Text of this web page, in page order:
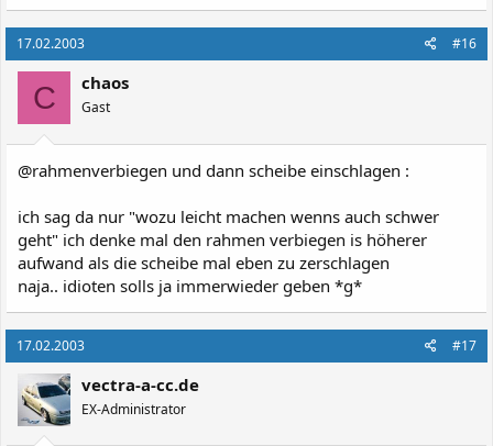
17.02.2003 #16
C chaos
Gast
@rahmenverbiegen und dann scheibe einschlagen :
ich sag da nur "wozu leicht machen wenns auch schwer
geht" ich denke mal den rahmen verbiegen is höherer
aufwand als die scheibe mal eben zu zerschlagen
naja.. idioten solls ja immerwieder geben *g*
17.02.2003 #17
vectra-a-cc.de
EX-Administrator